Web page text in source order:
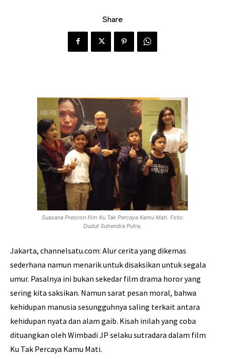
Share
Suasana Prescon film Ku Tak Percaya Kamu Mati. Foto:
Dudut Suhendra Putra.
Jakarta, channelsatu.com: Alur cerita yang dikemas
sederhana namun menarik untuk disaksikan untuk segala
umur. Pasalnya ini bukan sekedar film drama horor yang
sering kita saksikan. Namun sarat pesan moral, bahwa
kehidupan manusia sesungguhnya saling terkait antara
kehidupan nyata dan alam gaib. Kisah inilah yang coba
dituangkan oleh Wimbadi JP selaku sutradara dalam film
Ku Tak Percaya Kamu Mati.